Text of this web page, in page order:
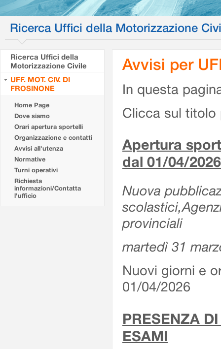
Ricerca Uffici della Motorizzazione
Ricerca Uffici della
Motorizzazione Civile
UFF. MOT. CIV. DI
FROSINONE
Home Page
Dove siamo
Orari apertura sportelli
Organizzazione e contatti
Avvisi all'utenza
Normative
Turni operativi
Richiesta
informazioni/Contatta
l'ufficio
Avvisi per
In questa
Clicca sul titolo
Apertura
dal 01/04/2026
Nuova
provinciali
martedì 31
Nuovi giorni e
01/04/2026
PRESENZA
ESAMI